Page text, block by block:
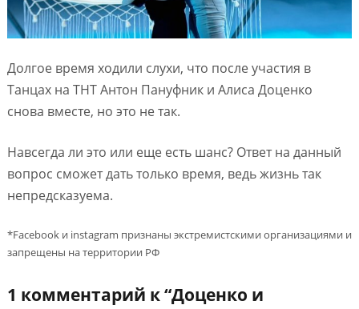
Долгое время ходили слухи, что после участия в
Танцах на ТНТ Антон Пануфник и Алиса Доценко
снова вместе, но это не так.
Навсегда ли это или еще есть шанс? Ответ на данный
вопрос сможет дать только время, ведь жизнь так
непредсказуема.
*Facebook и instagram признаны экстремистскими организациями и
запрещены на территории РФ
1 комментарий к “Доценко и